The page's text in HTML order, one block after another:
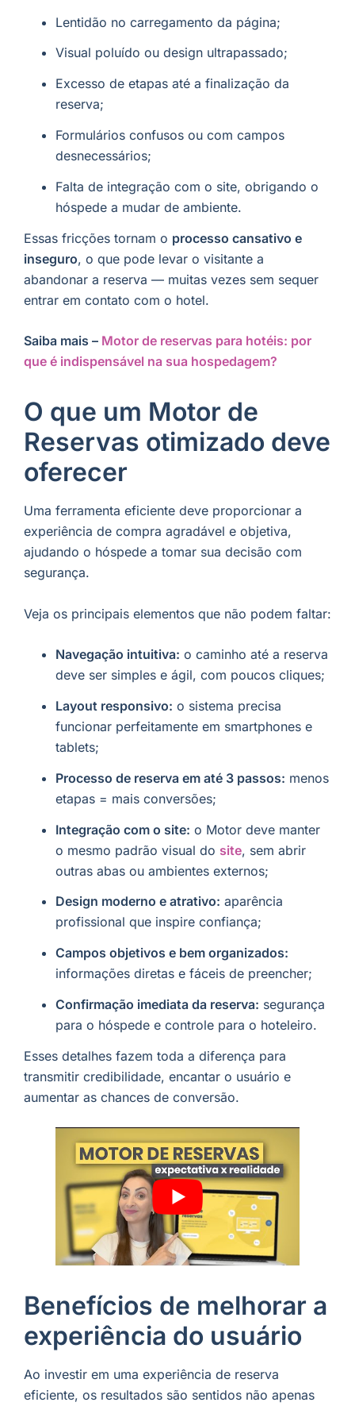
Lentidão no carregamento da página;
Visual poluído ou design ultrapassado;
Excesso de etapas até a finalização da
reserva;
Formulários confusos ou com campos
desnecessários;
Falta de integração com o site, obrigando o
hóspede a mudar de ambiente.
Essas fricções tornam o processo cansativo e
inseguro, o que pode levar o visitante a
abandonar a reserva — muitas vezes sem sequer
entrar em contato com o hotel.
Saiba mais – Motor de reservas para hotéis: por
que é indispensável na sua hospedagem?
O que um Motor de
Reservas otimizado deve
oferecer
Uma ferramenta eficiente deve proporcionar a
experiência de compra agradável e objetiva,
ajudando o hóspede a tomar sua decisão com
segurança.
Veja os principais elementos que não podem faltar:
Navegação intuitiva: o caminho até a reserva
deve ser simples e ágil, com poucos cliques;
Layout responsivo: o sistema precisa
funcionar perfeitamente em smartphones e
tablets;
Processo de reserva em até 3 passos: menos
etapas = mais conversões;
Integração com o site: o Motor deve manter
o mesmo padrão visual do site, sem abrir
outras abas ou ambientes externos;
Design moderno e atrativo: aparência
profissional que inspire confiança;
Campos objetivos e bem organizados:
informações diretas e fáceis de preencher;
Confirmação imediata da reserva: segurança
para o hóspede e controle para o hoteleiro.
Esses detalhes fazem toda a diferença para
transmitir credibilidade, encantar o usuário e
aumentar as chances de conversão.
Benefícios de melhorar a
experiência do usuário
Ao investir em uma experiência de reserva
eficiente, os resultados são sentidos não apenas